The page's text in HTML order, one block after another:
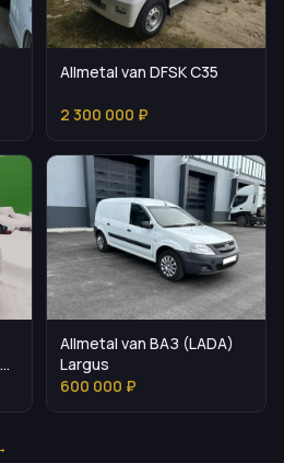
Allmetal van DFSK C35
2 300 000 ₽
Allmetal van ВАЗ (LADA)
Largus
600 000 ₽